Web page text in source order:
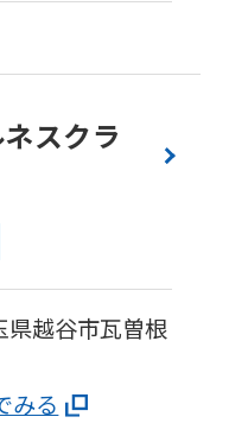
スクラ
県越谷市瓦曽根
みる